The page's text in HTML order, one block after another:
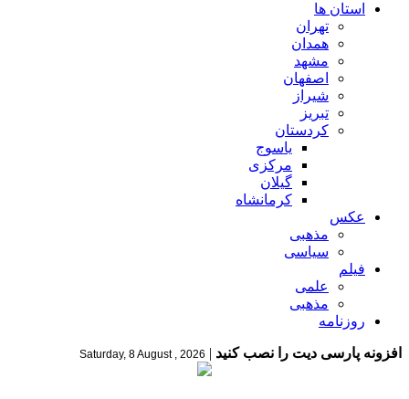
استان ها
تهران
همدان
مشهد
اصفهان
شیراز
تبریز
کردستان
یاسوج
مرکزی
گیلان
کرمانشاه
عکس
مذهبی
سیاسی
فیلم
علمی
مذهبی
روزنامه
افزونه پارسی دیت را نصب کنید |
Saturday, 8 August , 2026